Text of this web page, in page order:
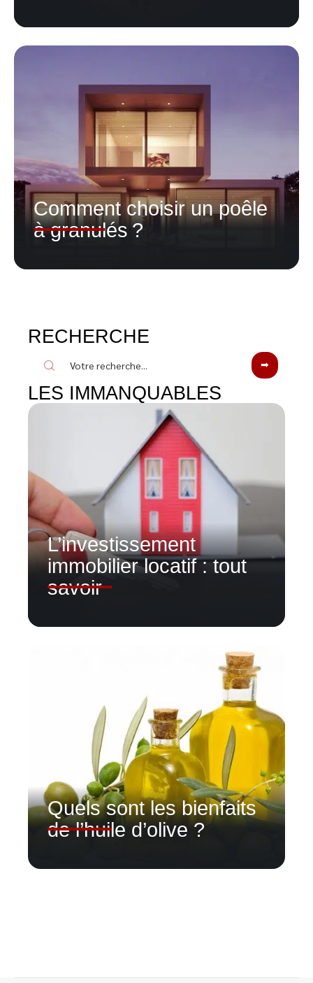
Comment choisir un poêle
à granulés ?
RECHERCHE
LES IMMANQUABLES
L’investissement
immobilier locatif : tout
savoir
Quels sont les bienfaits
de l’huile d’olive ?